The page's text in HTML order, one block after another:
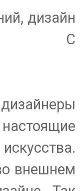
дизайн
С
внешнем